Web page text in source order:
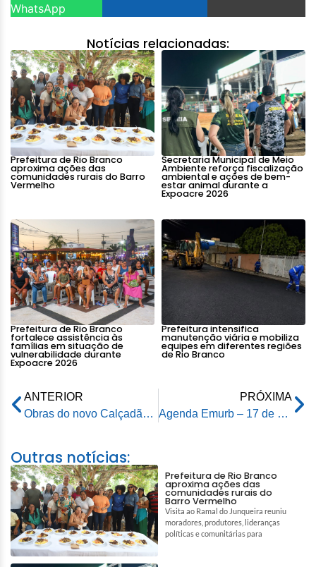
WhatsApp
Notícias relacionadas:
Prefeitura de Rio Branco
aproxima ações das
comunidades rurais do Barro
Vermelho
Secretaria Municipal de Meio
Ambiente reforça fiscalização
ambiental e ações de bem-
estar animal durante a
Expoacre 2026
Prefeitura de Rio Branco
fortalece assistência às
famílias em situação de
vulnerabilidade durante
Expoacre 2026
Prefeitura intensifica
manutenção viária e mobiliza
equipes em diferentes regiões
de Rio Branco
ANTERIOR
Obras do novo Calçadão da Benjamin Constant entram na fase final em Rio Branco
PRÓXIMA
Agenda Emurb – 17 de dezembro de 2025
Outras notícias:
Prefeitura de Rio Branco
aproxima ações das
comunidades rurais do
Barro Vermelho
Visita ao Ramal do Junqueira reuniu
moradores, produtores, lideranças
políticas e comunitárias para